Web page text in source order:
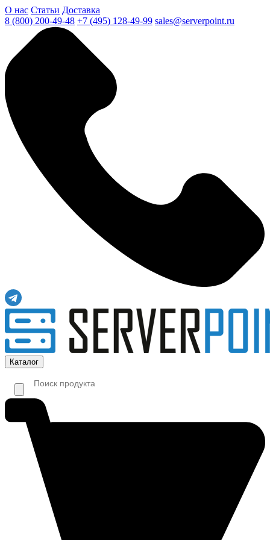
О нас Статьи Доставка
8 (800) 200-49-48 +7 (495) 128-49-99 sales@serverpoint.ru
Каталог